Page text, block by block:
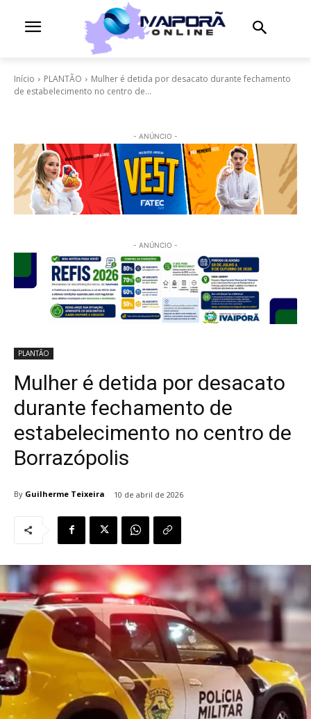
Início PLANTÃO
Mulher é detida por desacato durante fechamento
de estabelecimento no centro de...
- ANÚNCIO -
- ANÚNCIO -
PLANTÃO
Mulher é detida por desacato
durante fechamento de
estabelecimento no centro de
Borrazópolis
By Guilherme Teixeira 10 de abril de 2026